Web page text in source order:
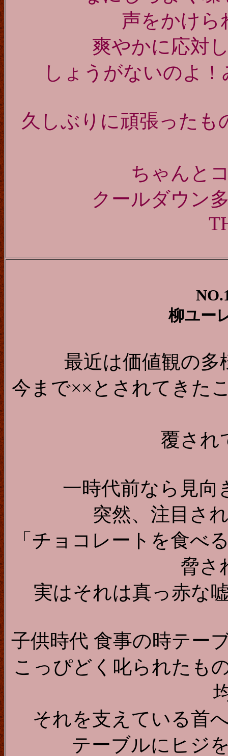
声をかけら
爽やかに応対
しょうがないのよ
久しぶりに頑張ったも
ちゃんと
クールダウン
柳ユー
最近は価値観の多
今まで××とされてきた
覆され
一時代前なら見向
突然、注目さ
「チョコレートを食べ
脅さ
実はそれは真っ赤な
子供時代 食事の時テー
こっぴどく叱られたも
それを支えている首
テーブルにヒジ